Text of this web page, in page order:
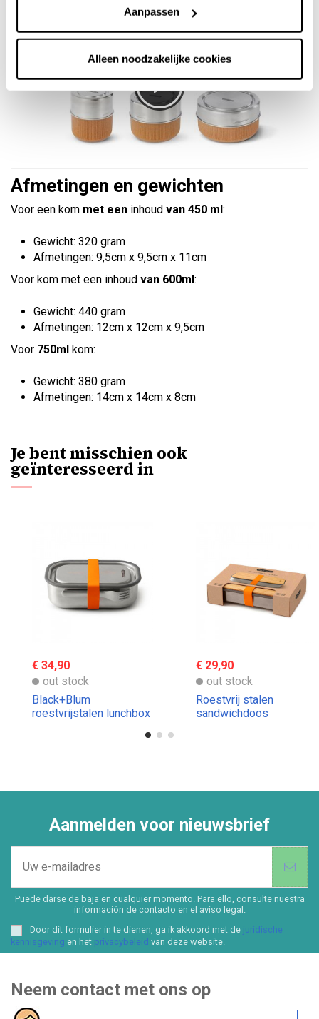
Aanpassen
Alleen noodzakelijke cookies
Afmetingen en gewichten
Voor een kom met een inhoud van 450 ml :
Gewicht: 320 gram
Afmetingen: 9,5cm x 9,5cm x 11cm
Voor kom met een inhoud van 600ml :
Gewicht: 440 gram
Afmetingen: 12cm x 12cm x 9,5cm
Voor 750ml kom:
Gewicht: 380 gram
Afmetingen: 14cm x 14cm x 8cm
Je bent misschien ook
geïnteresseerd in
€ 34,90
out stock
Black+Blum
roestvrijstalen lunchbox
€ 29,90
out stock
Roestvrij stalen
sandwichdoos
Aanmelden voor nieuwsbrief
Puede darse de baja en cualquier momento. Para ello, consulte nuestra
información de contacto en el aviso legal.
Door dit formulier in te dienen, ga ik akkoord met de juridische
kennisgeving en het privacybeleid van deze website.
Neem contact met ons op